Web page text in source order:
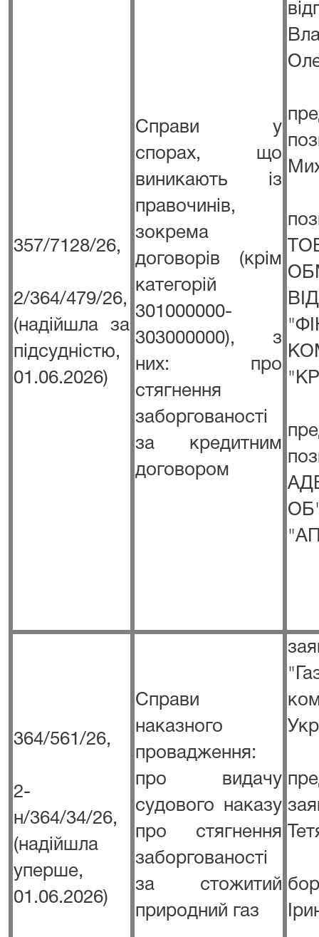
357/7128/26,
2/364/479/26,
(надійшла за
підсудністю,
01.06.2026)
Справи у
спорах, що
виникають із
правочинів,
зокрема
договорів (крім
категорій
301000000-
303000000), з
них: про
стягнення
заборгованості
за кредитним
договором
364/561/26,
2-
н/364/34/26,
(надійшла
уперше,
01.06.2026)
Справи
наказного
провадження:
про видачу
судового наказу
про стягнення
заборгованості
за стожитий
природний газ